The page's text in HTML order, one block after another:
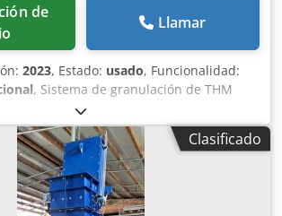
Llamar
2023, Estado: usado, Funcionalidad:
, Sistema de granulación de THM
Sistema de trituración, granulación y
que incluye: Codpfx Aozhudwonqerf
de THM Recycling Solutions con:
banda de entrada THM FR300/235/215-
THM ZM 1000 (2023)
banda de salida THM FR300/235/215-25-
Clasificado